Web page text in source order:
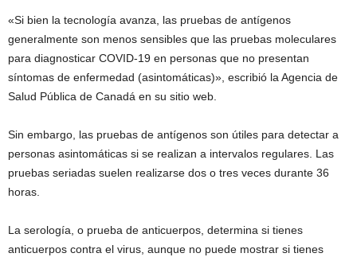
«Si bien la tecnología avanza, las pruebas de antígenos
generalmente son menos sensibles que las pruebas moleculares
para diagnosticar COVID-19 en personas que no presentan
síntomas de enfermedad (asintomáticas)», escribió la Agencia de
Salud Pública de Canadá en su sitio web.
Sin embargo, las pruebas de antígenos son útiles para detectar a
personas asintomáticas si se realizan a intervalos regulares. Las
pruebas seriadas suelen realizarse dos o tres veces durante 36
horas.
La serología, o prueba de anticuerpos, determina si tienes
anticuerpos contra el virus, aunque no puede mostrar si tienes